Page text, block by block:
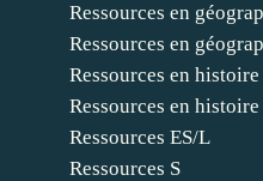
Ressources en
Ressources en
Ressources en
Ressources en histoire
Ressources ES/L
Ressources S